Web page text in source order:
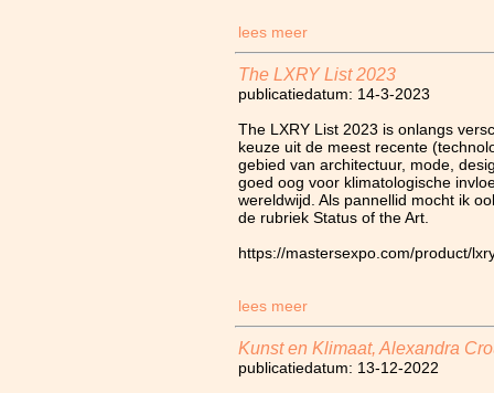
lees meer
The LXRY List 2023
publicatiedatum: 14-3-2023
The LXRY List 2023 is onlangs
keuze uit de meest recente
gebied van architectuur, mode,
goed oog voor klimatologische
wereldwijd. Als pannellid mocht ik
de rubriek Status of the Art.
https://mastersexpo.com/product/
lees meer
Kunst en Klimaat, Alexandra
publicatiedatum: 13-12-2022